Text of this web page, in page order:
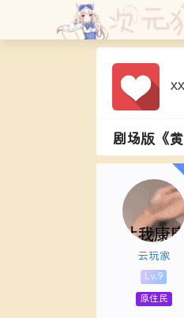
剧场版《
云玩家
Lv.9
原住民